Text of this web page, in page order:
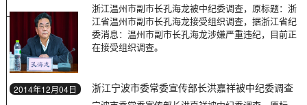
浙江温州市副市长孔海龙被中纪委调查，原标题：浙
江省温州市副市长孔海龙接受组织调查，据浙江省纪
委消息：温州市副市长孔海龙涉嫌严重违纪，目前正
在接受组织调查。
2014年12月04日 浙江宁波市委常委宣传部长洪嘉祥被中纪委调查